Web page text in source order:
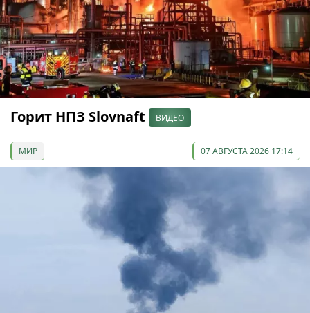
Горит НПЗ Slovnaft ВИДЕО
МИР 07 АВГУСТА 2026 17:14